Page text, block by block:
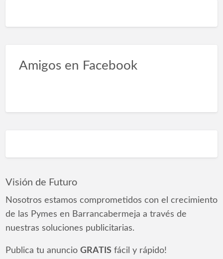
Amigos en Facebook
Visión de Futuro
Nosotros estamos comprometidos con el crecimiento
de las Pymes en Barrancabermeja a través de
nuestras soluciones publicitarias.
Publica tu anuncio GRATISfácil y rápido!